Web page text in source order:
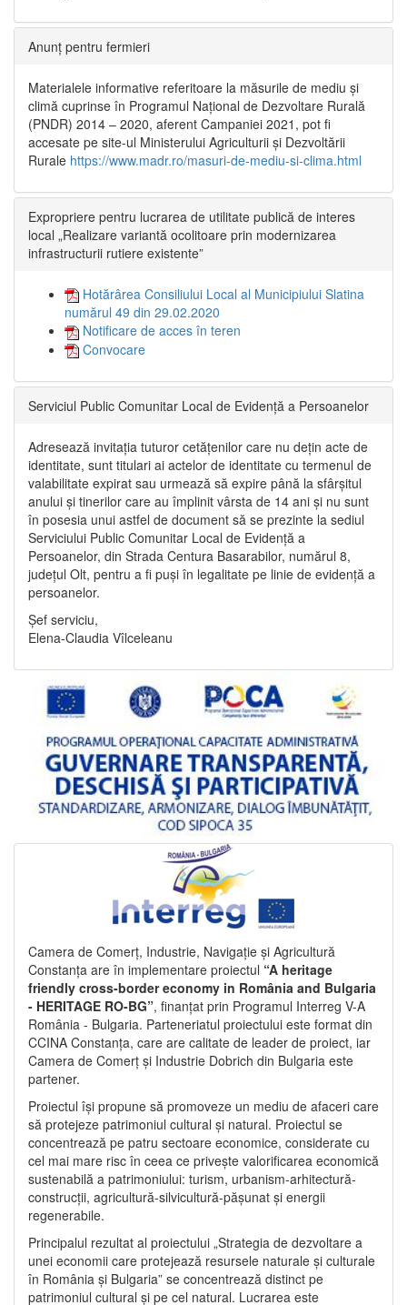
Anunț pentru fermieri
Materialele informative referitoare la măsurile de mediu și
climă cuprinse în Programul Național de Dezvoltare Rurală
(PNDR) 2014 – 2020, aferent Campaniei 2021, pot fi
accesate pe site-ul Ministerului Agriculturii și Dezvoltării
Rurale https://www.madr.ro/masuri-de-mediu-si-clima.html
Expropriere pentru lucrarea de utilitate publică de interes
local „Realizare variantă ocolitoare prin modernizarea
infrastructurii rutiere existente”
Hotărârea Consiliului Local al Municipiului Slatina
numărul 49 din 29.02.2020
Notificare de acces în teren
Convocare
Serviciul Public Comunitar Local de Evidență a Persoanelor
Adresează invitația tuturor cetățenilor care nu dețin acte de
identitate, sunt titulari ai actelor de identitate cu termenul de
valabilitate expirat sau urmează să expire până la sfârșitul
anului și tinerilor care au împlinit vârsta de 14 ani și nu sunt
în posesia unui astfel de document să se prezinte la sediul
Serviciului Public Comunitar Local de Evidență a
Persoanelor, din Strada Centura Basarabilor, numărul 8,
județul Olt, pentru a fi puși în legalitate pe linie de evidență a
persoanelor.
Șef serviciu,
Elena-Claudia Vîlceleanu
Camera de Comerț, Industrie, Navigație și Agricultură
Constanța are în implementare proiectul “A heritage
friendly cross-border economy in România and Bulgaria
- HERITAGE RO-BG”, finanțat prin Programul Interreg V-A
România - Bulgaria. Parteneriatul proiectului este format din
CCINA Constanța, care are calitate de leader de proiect, iar
Camera de Comerț și Industrie Dobrich din Bulgaria este
partener.
Proiectul își propune să promoveze un mediu de afaceri care
să protejeze patrimoniul cultural și natural. Proiectul se
concentrează pe patru sectoare economice, considerate cu
cel mai mare risc în ceea ce privește valorificarea economică
sustenabilă a patrimoniului: turism, urbanism-arhitectură-
construcții, agricultură-silvicultură-pășunat și energii
regenerabile.
Principalul rezultat al proiectului „Strategia de dezvoltare a
unei economii care protejează resursele naturale și culturale
în România și Bulgaria” se concentrează distinct pe
patrimoniul cultural și pe cel natural. Lucrarea este